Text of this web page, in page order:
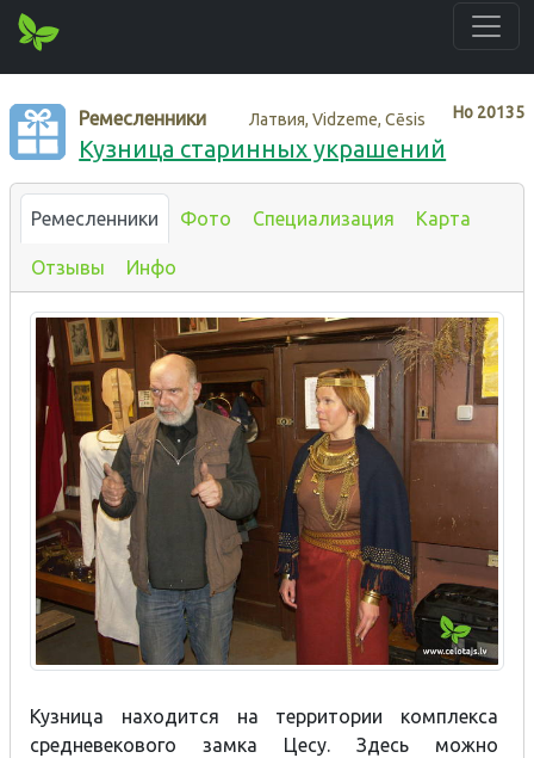
Нo 20135
Ремесленники Латвия, Vidzeme, Cēsis
Кузница старинных украшений
Ремесленники Фото Специализация Карта
Отзывы Инфо
Кузница находится на территории комплекса
средневекового замка Цесу. Здесь можно